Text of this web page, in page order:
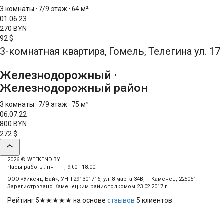
3 комнаты · 7/9 этаж · 64 м²
01.06.23
270 BYN
92 $
3-комнатная квартира, Гомель, Телегина ул. 17
Железнодорожный ·
Железнодорожный район
3 комнаты · 7/9 этаж · 75 м²
06.07.22
800 BYN
272 $
expand_less
2026 © WEEKEND.BY
Часы работы: пн—пт, 9:00—18:00.
ООО «Уикенд Бай», УНП 291301716, ул. 8 марта 34В, г. Каменец, 225051.
Зарегистровано Каменецким райисполкомом 23.02.2017 г.
Рейтинг 5★★★★★ на основе отзывов 5 клиентов